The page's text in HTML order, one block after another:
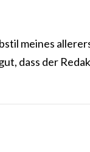
meines
dass der